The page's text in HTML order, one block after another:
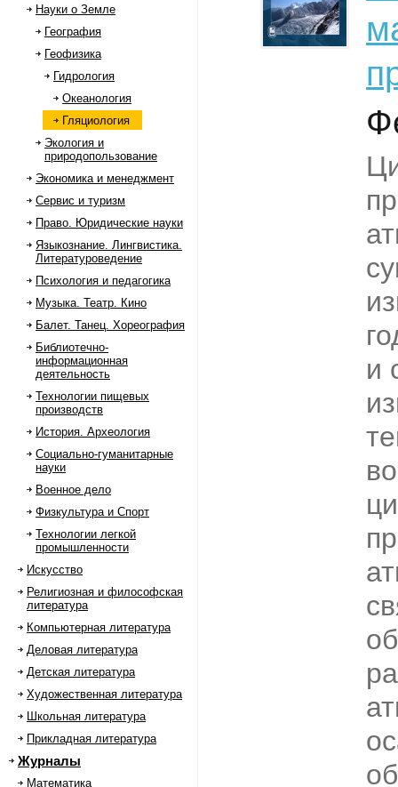
Науки о Земле
География
Геофизика
Гидрология
Океанология
Гляциология
Экология и
природопользование
Экономика и менеджмент
Сервис и туризм
Право. Юридические науки
Языкознание. Лингвистика.
Литературоведение
Психология и педагогика
Музыка. Театр. Кино
Балет. Танец. Хореография
Библиотечно-
информационная
деятельность
Технологии пищевых
производств
История. Археология
Социально-гуманитарные
науки
Военное дело
Физкультура и Спорт
Технологии легкой
промышленности
Искусство
Религиозная и философская
литература
Компьютерная литература
Деловая литература
Детская литература
Художественная литература
Школьная литература
Прикладная литература
Журналы
Математика
и